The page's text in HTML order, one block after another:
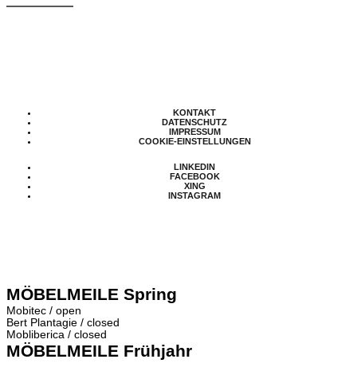
KONTAKT
DATENSCHUTZ
IMPRESSUM
COOKIE-EINSTELLUNGEN
LINKEDIN
FACEBOOK
XING
INSTAGRAM
MÖBELMEILE Spring
Mobitec / open
Bert Plantagie / closed
Mobliberica / closed
MÖBELMEILE Frühjahr